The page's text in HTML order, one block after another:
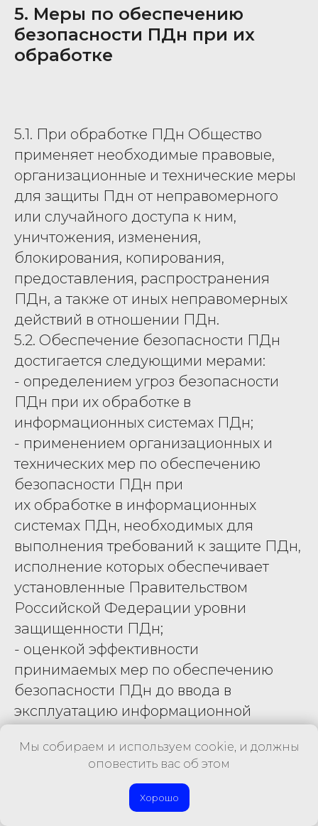
5. Меры по обеспечению
безопасности ПДн при их
обработке
5.1. При обработке ПДн Общество
применяет необходимые правовые,
организационные и технические меры
для защиты Пдн от неправомерного
или случайного доступа к ним,
уничтожения, изменения,
блокирования, копирования,
предоставления, распространения
ПДн, а также от иных неправомерных
действий в отношении ПДн.
5.2. Обеспечение безопасности ПДн
достигается следующими мерами:
- определением угроз безопасности
ПДн при их обработке в
информационных системах ПДн;
- применением организационных и
технических мер по обеспечению
безопасности ПДн при
их обработке в информационных
системах ПДн, необходимых для
выполнения требований к защите ПДн,
исполнение которых обеспечивает
установленные Правительством
Российской Федерации уровни
защищенности ПДн;
- оценкой эффективности
принимаемых мер по обеспечению
безопасности ПДн до ввода в
эксплуатацию информационной
- учетом машинных носителей ПДн;
- обнаружением фактов
несанкционированного доступа к ПДн
и принятием мер;
Мы собираем и используем cookie, и должны
оповестить вас об этом
Хорошо